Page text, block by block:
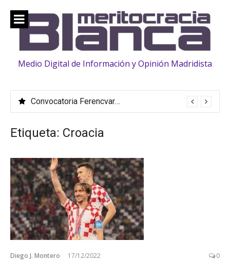
contenido
Medio Digital de Información y Opinión Madridista
Convocatoria Ferencvaros: La familia «crece» con la llegada de Vinicius, Bernardo Silva, Huijsen y Rüdiger
Etiqueta: Croacia
Diego J. Montero 17/12/2022 0